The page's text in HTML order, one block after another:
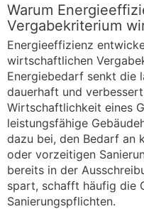
Warum
Vergabekriterium
Energieeffizienz
wirtschaftlichen
Energiebedarf senkt die
dauerhaft und
Wirtschaftlichkeit eines
leistungsfähige
dazu bei, den Bedarf an
oder vorzeitigen
bereits in der
spart, schafft häufig die
Sanierungspflichten.